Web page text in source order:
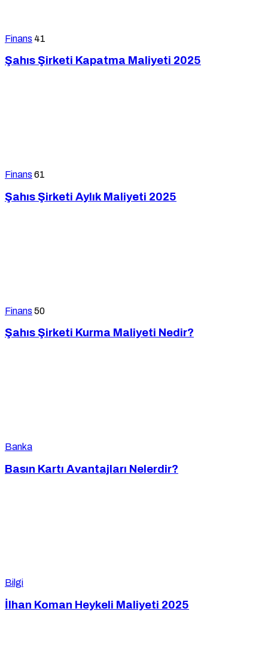
Finans 41
Şahıs Şirketi Kapatma Maliyeti 2025
Finans 61
Şahıs Şirketi Aylık Maliyeti 2025
Finans 50
Şahıs Şirketi Kurma Maliyeti Nedir?
Banka
Basın Kartı Avantajları Nelerdir?
Bilgi
İlhan Koman Heykeli Maliyeti 2025